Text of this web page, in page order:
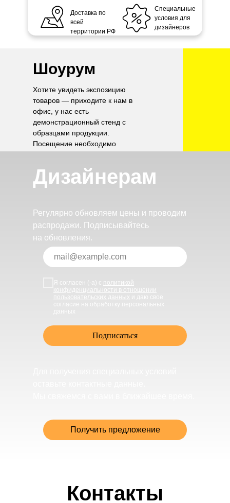
Доставка по
всей
территории РФ
Специальные
условия для
дизайнеров
Шоурум
Хотите увидеть экспозицию
товаров — приходите к нам в
офис, у нас есть
демонстрационный стенд с
образцами продукции.
Посещение необходимо
Дизайнерам
Регулярно обновляем цены и проводим
распродажи. Подписывайтесь
на обновления.
Я согласен (-а) с политикой
конфиденциальности в отношении
пользовательских данных и даю свое
согласие на обработку персональных
данных
Подписаться
Получить предложение
Контакты